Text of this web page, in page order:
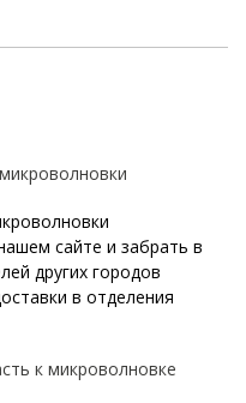
сайте и забрать в
других городов
в отделения
к микроволновке